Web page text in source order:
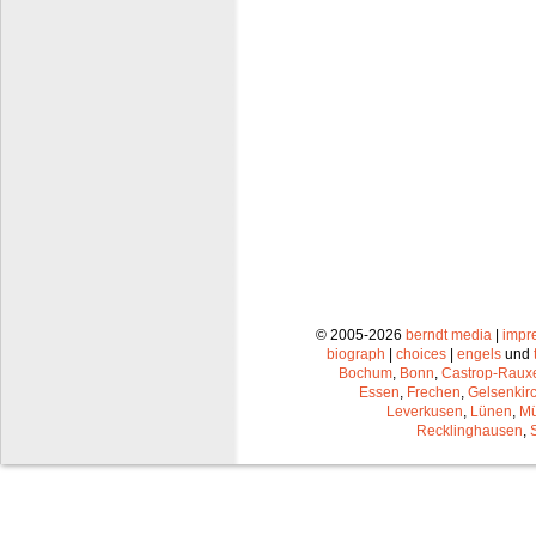
© 2005-2026 berndt media|
biograph
choices engels und
Bochum, Bonn, Castrop-
Essen, Frechen,
Leverkusen, Lünen,
Recklinghausen,